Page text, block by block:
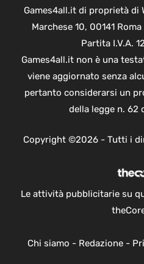
Games4all.it di proprietà di
Marchese 10, 00141
Partita I.V.A.
Games4all.it non è una
viene aggiornato senza
pertanto considerarsi un
della legge n. 62
Copyright ©2026 - Tutti i
Le attività pubblicitarie su
Chi siamo - Redazione-